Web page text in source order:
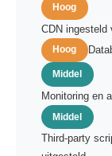
Hoog
CDN ingesteld
Hoog
Middel
Monitoring en
Middel
Third-party